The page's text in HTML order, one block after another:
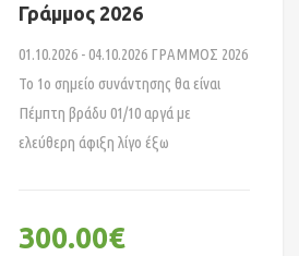
Γράμμος 2026
01.10.2026 - 04.10.2026 ΓΡΑΜΜΟΣ 2026
Το 1ο σημείο συνάντησης θα είναι
Πέμπτη βράδυ 01/10 αργά με
ελεύθερη άφιξη λίγο έξω
300.00€